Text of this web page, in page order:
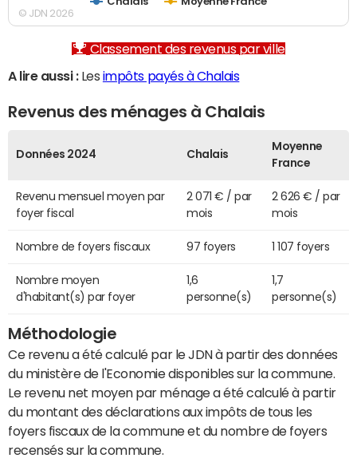
© JDN 2026
Classement des revenus par ville
A lire aussi :Les impôts payés à Chalais
Revenus des ménages à Chalais
Données 2024 Chalais
Moyenne
France
Revenu mensuel moyen par
foyer fiscal
2 071 € / par
mois
2 626 € / par
mois
Nombre de foyers fiscaux 97 foyers 1 107 foyers
Nombre moyen
d'habitant(s) par foyer
1,6
personne(s)
1,7
personne(s)
Méthodologie
Ce revenu a été calculé par le JDN à partir des données
du ministère de l'Economie disponibles sur la commune.
Le revenu net moyen par ménage a été calculé à partir
du montant des déclarations aux impôts de tous les
foyers fiscaux de la commune et du nombre de foyers
recensés sur la commune.